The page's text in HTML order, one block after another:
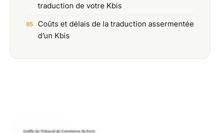
traduction de votre Kbis
Coûts et délais de la traduction assermentée
d’un Kbis